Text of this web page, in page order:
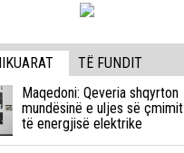
TË FUNDIT
Maqedoni: Qeveria shqyrton
mundësinë e uljes së çmimit
të energjisë elektrike